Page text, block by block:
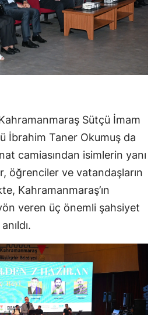
Sütçü İmam
İbrahim Taner Okumuş da
camiasından isimlerin yanı
öğrenciler ve vatandaşların
Kahramanmaraş’ın
veren üç önemli şahsiyet